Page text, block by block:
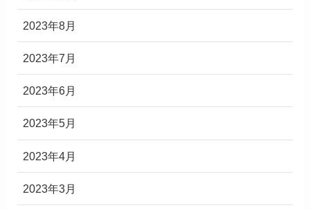
2023年8月
2023年7月
2023年6月
2023年5月
2023年4月
2023年3月